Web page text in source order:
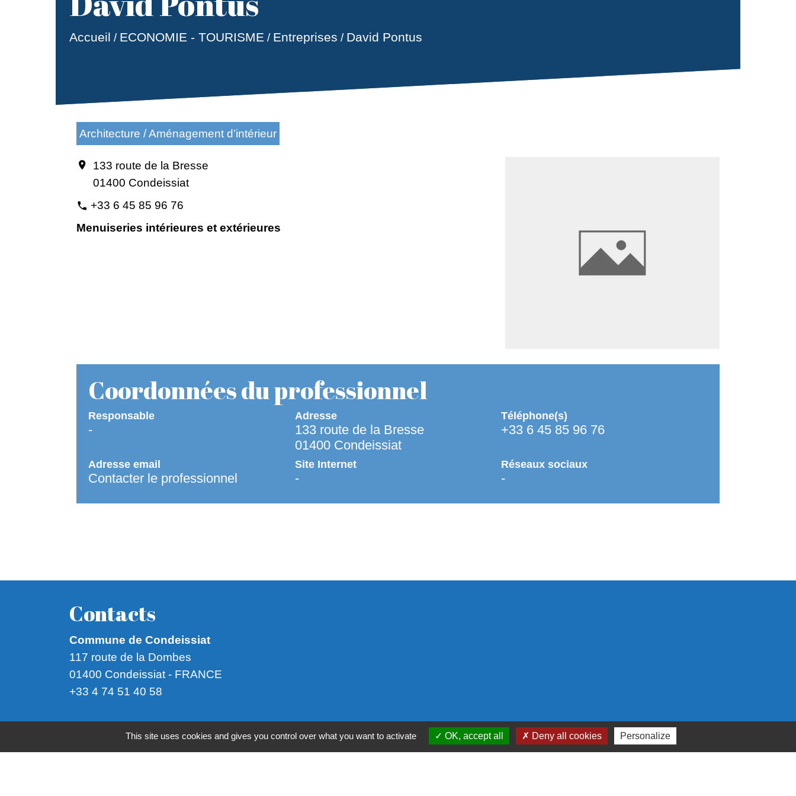
Accueil / ECONOMIE - TOURISME / Entreprises / David Pontus
Architecture / Aménagement d’intérieur
location_on
133 route de la Bresse
01400 Condeissiat
phone +33 6 45 85 96 76
Menuiseries intérieures et extérieures
Coordonnées du professionnel
Responsable
-
Adresse
133 route de la Bresse
01400 Condeissiat
Téléphone(s)
+33 6 45 85 96 76
Adresse email
Contacter le professionnel
Site Internet
-
Réseaux sociaux
-
Contacts
Commune de Condeissiat
117 route de la Dombes
01400 Condeissiat - FRANCE
+33 4 74 51 40 58
Mentions légales - Politique de confidentialité - Accessibilité - Plan du site - Gestion des cookies
This site uses cookies and gives you control over what you want to activate OK, accept all Deny all cookies Personalize